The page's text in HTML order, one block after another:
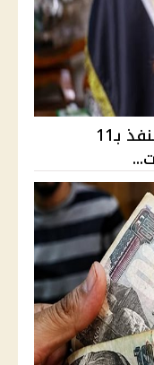
قرارات وزيرة التنمية المحلية تنفذ بـ11